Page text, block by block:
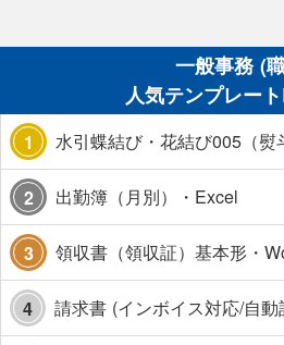
一般事務 (
人気テンプレー
1 水引蝶結び・花結び005（熨
2 出勤簿（月別）・Excel
3 領収書（領収証）基本形・
4